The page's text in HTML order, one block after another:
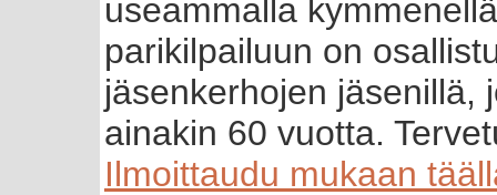
useammalla
parikilpailuun on
jäsenkerhojen jäsenillä,
ainakin 60 vuotta.
Ilmoittaudu mukaan